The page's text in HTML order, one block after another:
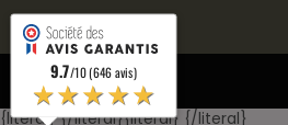
{literal}{/literal}{literal} {/literal}
9.7/10 (646 avis)
★★★★★